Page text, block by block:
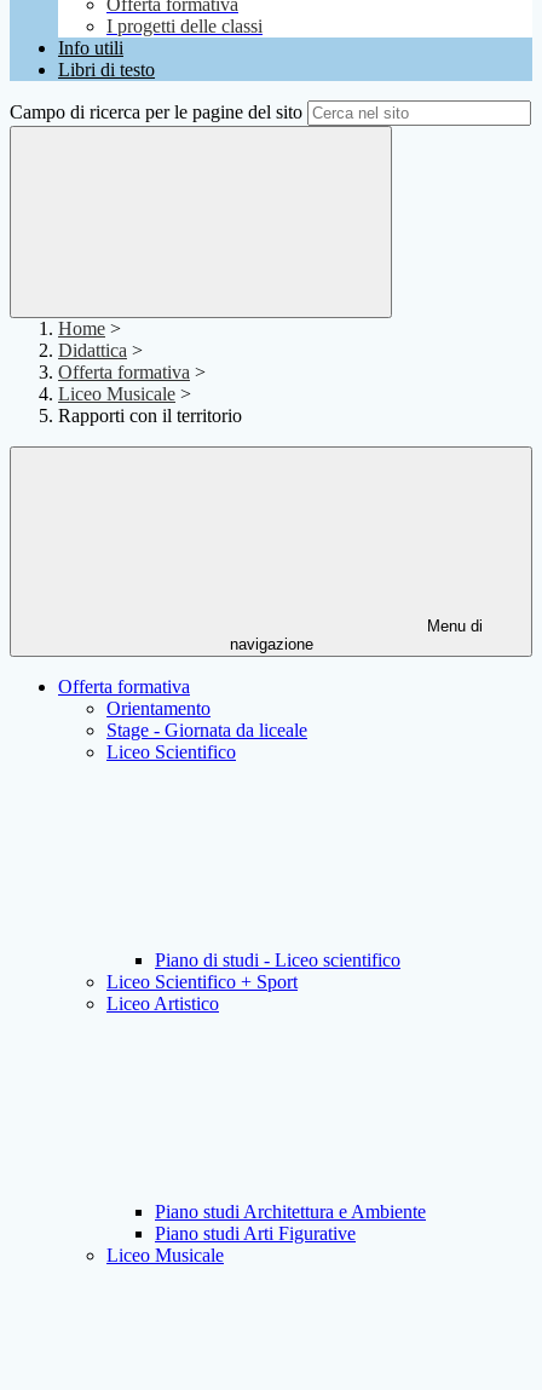
Offerta formativa
I progetti delle classi
Info utili
Libri di testo
Campo di ricerca per le pagine del sito
Home >
Didattica >
Offerta formativa >
Liceo Musicale >
Rapporti con il territorio
Menu di
navigazione
Offerta formativa
Orientamento
Stage - Giornata da liceale
Liceo Scientifico
Piano di studi - Liceo scientifico
Liceo Scientifico + Sport
Liceo Artistico
Piano studi Architettura e Ambiente
Piano studi Arti Figurative
Liceo Musicale